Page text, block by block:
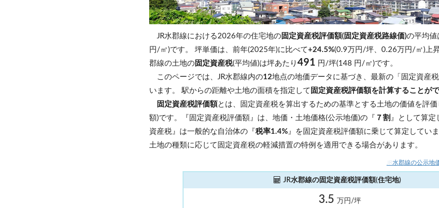
JR水郡線における2026年の住宅地の 固定資産税評価額(固定資産税路線価)の平均
円/㎡)です。坪単価は、前年(2025年)に比べて+24.5%(0.9万円/坪、0.26万円/㎡)上
郡線の土地の 固定資産税(平均値)は坪あたり491 円/坪(148 円/㎡)です。
このページでは、JR水郡線内の12地点の地価データに基づき、最新の「固定資産
います。 駅からの距離や土地の面積を指定して 固定資産税評価額を計算することが
固定資産税評価額 とは、固定資産税を算出するための基準とする土地の価値を評
額)です。『固定資産税評価額』は、地価・土地価格(公示地価)の『 ７割 』として算定
資産税』は一般的な自治体の『税率1.4%』を固定資産税評価額に乗じて算定してい
土地の種類に応じて固定資産税の軽減措置の特例を適用できる場合があります。
JR水郡線の公示地
JR水郡線の固定資産税評価額(住宅地)
3.5 万円/坪